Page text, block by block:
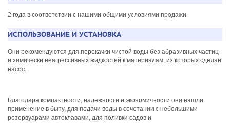
2 года в соответствии с нашими общими условиями продажи
ИСПОЛЬЗОВАНИЕ И УСТАНОВКА
Они рекомендуются для перекачки чистой воды без абразивных частиц
и химически неагрессивных жидкостей к материалам, из которых сделан
насос.
Благодаря компактности, надежности и экономичности они нашли
применение в быту, для подачи воды в сочетании с небольшими
резервуарами автоклавами, для поливки садов и